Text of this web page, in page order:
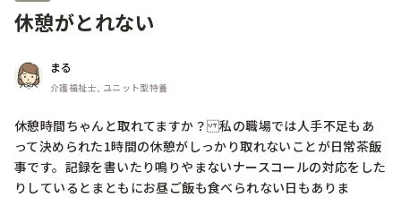
休憩がとれない
まる
介護福祉士, ユニット型特養
休憩時間ちゃんと取れてますか？私の職場では人手不足もあ
って決められた1時間の休憩がしっかり取れないことが日常茶飯
事です。記録を書いたり鳴りやまないナースコールの対応をした
りしているとまともにお昼ご飯も食べられない日もありま